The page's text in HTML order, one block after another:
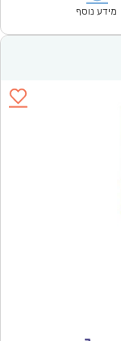
מידע נוסף